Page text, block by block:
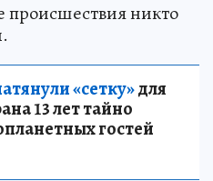
происшествия никто
«сетку»для
13 лет тайно
гостей